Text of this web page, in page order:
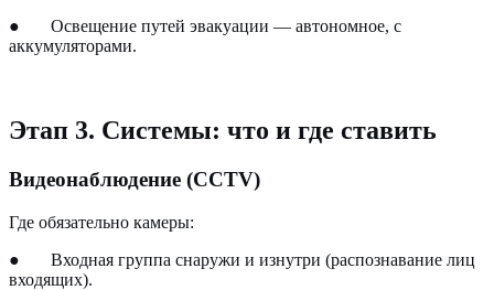
● Освещение путей эвакуации — автономное, с
аккумуляторами.
Этап 3. Системы: что и где ставить
Видеонаблюдение (CCTV)
Где обязательно камеры:
● Входная группа снаружи и изнутри (распознавание лиц
входящих).